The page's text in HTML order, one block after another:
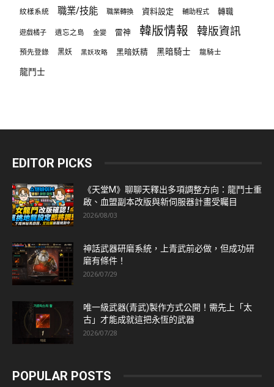
紋樣系統 職業/技能 職業轉換 資料設定 輔助程式 轉職
遊戲橘子 遺忘之島 金變 雷神 韓版情報 韓版資訊
預先登錄 黑妖 黑妖攻略 黑暗妖精 黑暗騎士 龍騎士
龍鬥士
EDITOR PICKS
《天堂M》聊聊天釋出多項調整方向：龍鬥士重
啟、血盟副本改版與新伺服器計畫受矚目
2026/08/03
神話武器研磨系統，上青武前必做，但成功研
磨有條件！
2026/07/29
唯一級武器(青武)製作方式公開！需先上「太
古」才能成就這把永恆的武器
2026/07/28
POPULAR POSTS